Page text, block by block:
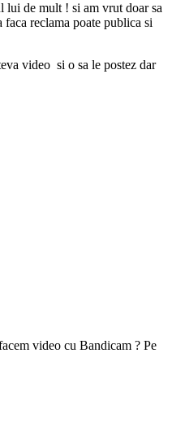
lui de mult ! si am vrut doar sa
faca reclama poate publica si
video si o sa le postez dar
video cu Bandicam ? Pe